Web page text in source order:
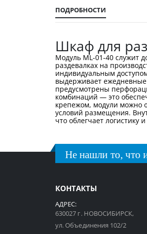
началу
галереи
изображений
ПОДРОБНОСТИ
Шкаф для
Модуль ML-01-40 служит
раздевалках на
индивидуальным
выдерживает ежедневные
предусмотрены
комбинаций — это
крепежом, модули можно
условий размещения.
что облегчает логистику
Не нашли то, что
КОНТАКТЫ
АДРЕС:
630027 г. НОВОСИБИРСК,
ул. Объединения 102/2